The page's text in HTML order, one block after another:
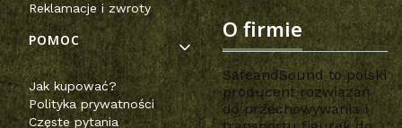
Reklamacje i zwroty
POMOC
Jak kupować?
Polityka prywatności
Częste pytania
O firmie
SafeandSound to polski
producent rozwiązań
do przechowywania i